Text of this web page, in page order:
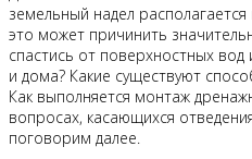
земельный надел
это может причинить
спастись от поверхностных вод
и дома? Какие существуют
Как выполняется монтаж
вопросах, касающихся
поговорим далее.